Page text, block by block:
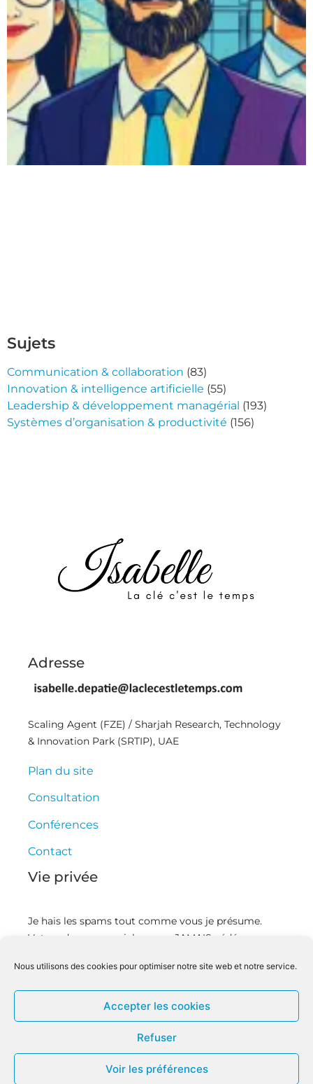
Nous utilisons des cookies pour optimiser notre site web et notre service.
Accepter les cookies
Refuser
Voir les préférences
Sujets
Communication & collaboration (83)
Innovation & intelligence artificielle (55)
Leadership & développement managérial (193)
Systèmes d’organisation & productivité (156)
Adresse
Scaling Agent (FZE) / Sharjah Research, Technology
& Innovation Park (SRTIP), UAE
Plan du site
Consultation
Conférences
Contact
Vie privée
Je hais les spams tout comme vous je présume.
Votre adresse courriel ne sera JAMAIS cédée ou
articles et des vidéos, offres commerciales,
podcasts, et autres conseils pour vous aider à mieux
gérer votre temps et devenir un leader innovant.
Vous pouvez vous désinscrire à tout moment.